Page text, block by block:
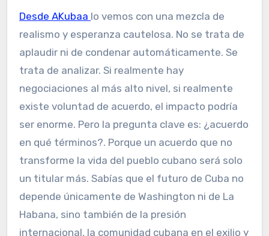
Desde AKubaa lo vemos con una mezcla de
realismo y esperanza cautelosa. No se trata de
aplaudir ni de condenar automáticamente. Se
trata de analizar. Si realmente hay
negociaciones al más alto nivel, si realmente
existe voluntad de acuerdo, el impacto podría
ser enorme. Pero la pregunta clave es: ¿acuerdo
en qué términos?. Porque un acuerdo que no
transforme la vida del pueblo cubano será solo
un titular más. Sabías que el futuro de Cuba no
depende únicamente de Washington ni de La
Habana, sino también de la presión
internacional, la comunidad cubana en el exilio y